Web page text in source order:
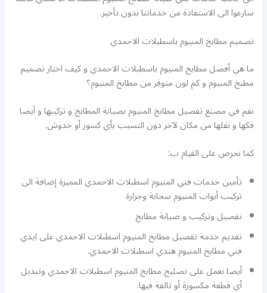
سارعوا الى الاستفادة من خدماتنا بدون تأخير.
تصميم مطابخ المنيوم باسطبلات الاحمدي
ما هي أفضل مطابخ المنيوم باسطبلات الاحمدي و كيف اختار تصميم
مطبخ المنيوم و كم لون متوفر من مطابخ المنيوم؟
نقم في مصنع تفصيل مطابخ المنيوم بصيانة المطابخ و تركيبها و أيضا
فكها و نقلها من مكان لآخر دون التسبب بأي كسور أو خدوش.
كما نحرص على القيام ب:
تأمين خدمات فني المنيوم اسطبلات الاحمدي المميزة إضافة الى
تركيب أبواب المنيوم سحابة وجرارة
تفصيل وتركيب و صيانة مطابخ
تقديم خدمة تفصيل مطابخ المنيوم اسطبلات الاحمدي على ايدي
فني مطابخ المنيوم هندي اسطبلات الاحمدي.
أيضا نعمل على تصليح مطابخ المنيوم اسطبلات الاحمدي وتبديل
أي قطعة مكسورة أو تالفة فيها.